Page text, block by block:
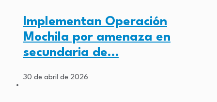
Implementan Operación
Mochila por amenaza en
secundaria de…
30 de abril de 2026